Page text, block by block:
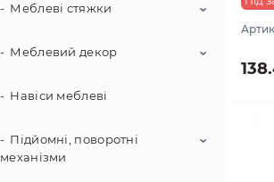
Меблеві стяжки
Корпусні стяжки
Приховані стяжки
Меблевий декор
Ключі та ключевини
Накладки декоративні
Навіси меблеві
Підйомні, поворотні
механізми